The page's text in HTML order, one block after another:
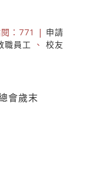
：771 | 申請
職員工 、 校友
會歲末